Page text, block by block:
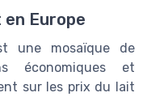
Europe
une mosaïque de
économiques et
sur les prix du lait